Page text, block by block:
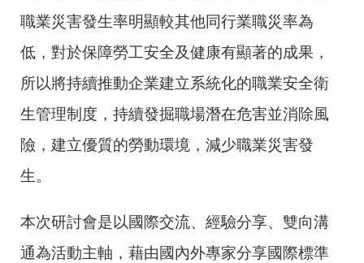
職業災害發生率明顯較其他同行業職災率為
低，對於保障勞工安全及健康有顯著的成果，
所以將持續推動企業建立系統化的職業安全衛
生管理制度，持續發掘職場潛在危害並消除風
險，建立優質的勞動環境，減少職業災害發
生。
本次研討會是以國際交流、經驗分享、雙向溝
通為活動主軸，藉由國內外專家分享國際標準